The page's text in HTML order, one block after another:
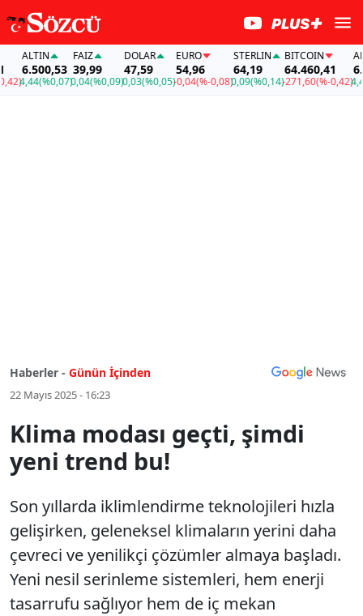
ALTIN
6.500,53
4,44(%0,07)
FAİZ
39,99
0,04(%0,09)
DOLAR
47,59
0,03(%0,05)
EURO
54,96
-0,04(%-0,08)
STERLIN
64,19
0,09(%0,14)
BITCOIN
64.460,41
-271,60(%-0,42)4,44
Haberler - Günün İçinden
22 Mayıs 2025 - 16:23
Klima modası geçti, şimdi
yeni trend bu!
Son yıllarda iklimlendirme teknolojileri hızla
gelişirken, geleneksel klimaların yerini daha
çevreci ve yenilikçi çözümler almaya başladı.
Yeni nesil serinleme sistemleri, hem enerji
tasarrufu sağlıyor hem de iç mekan